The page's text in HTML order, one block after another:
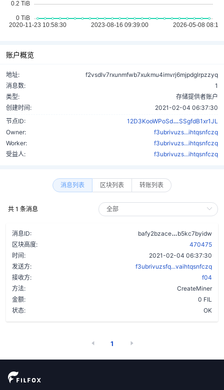
账户概览
地址:
f2vsdlv7rxunmfwb7xukmu4imvrj6mjpdglrpzzyq
消息数:
1
类型:
存储提供者账户
创建时间:
2021-02-04 06:37:30
节点ID:
12D3KooWPoSd
SSgfdB1xr1JL
Owner:
f3ubrivuzs...ihtqsnfczq
Worker:
f3ubrivuzs...ihtqsnfczq
受益人:
f3ubrivuzs...ihtqsnfczq
消息列表 区块列表 转账列表
共 1 条消息
消息ID: bafy2bzace
b5kc7byidw
区块高度:
470475
时间:
2021-02-04 06:37:30
发送方:
f3ubrivuzsfq...vaihtqsnfczq
接收方:
f04
方法:
CreateMiner
金额:
0 FIL
状态:
OK
1